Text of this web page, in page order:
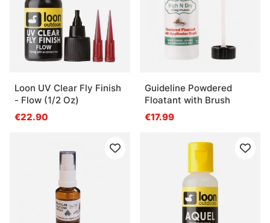
Loon UV Clear Fly Finish
- Flow (1/2 Oz)
€22.90
Guideline Powdered
Floatant with Brush
€17.99